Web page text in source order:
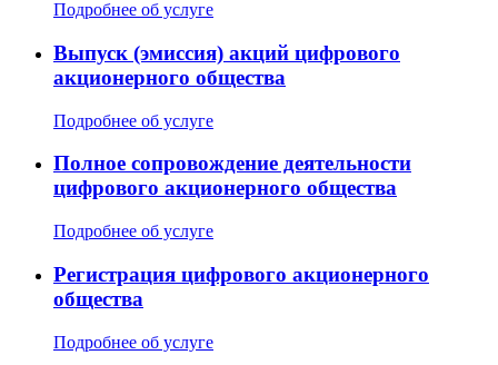
Подробнее об услуге
Выпуск (эмиссия) акций цифрового
акционерного общества
Подробнее об услуге
Полное сопровождение деятельности
цифрового акционерного общества
Подробнее об услуге
Регистрация цифрового акционерного
общества
Подробнее об услуге